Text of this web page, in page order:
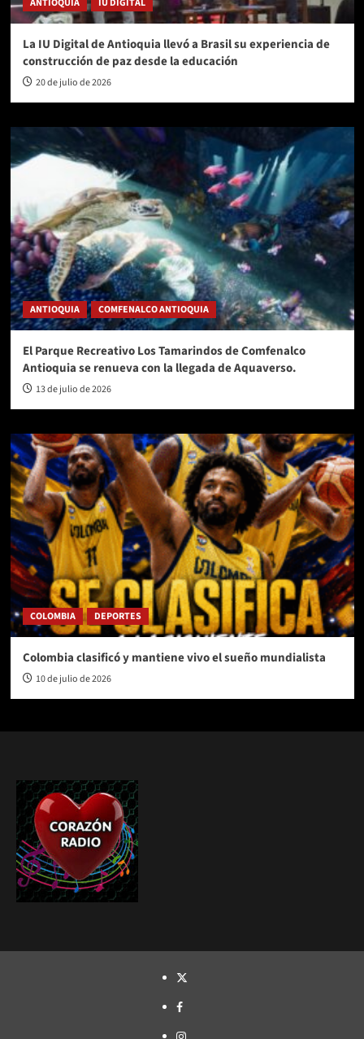
La IU Digital de Antioquia llevó a Brasil su experiencia de
construcción de paz desde la educación
20 de julio de 2026
ANTIOQUIA COMFENALCO ANTIOQUIA
El Parque Recreativo Los Tamarindos de Comfenalco
Antioquia se renueva con la llegada de Aquaverso.
13 de julio de 2026
COLOMBIA DEPORTES
Colombia clasificó y mantiene vivo el sueño mundialista
10 de julio de 2026
TWITTER
FACEBOOK
INSTAGRAM